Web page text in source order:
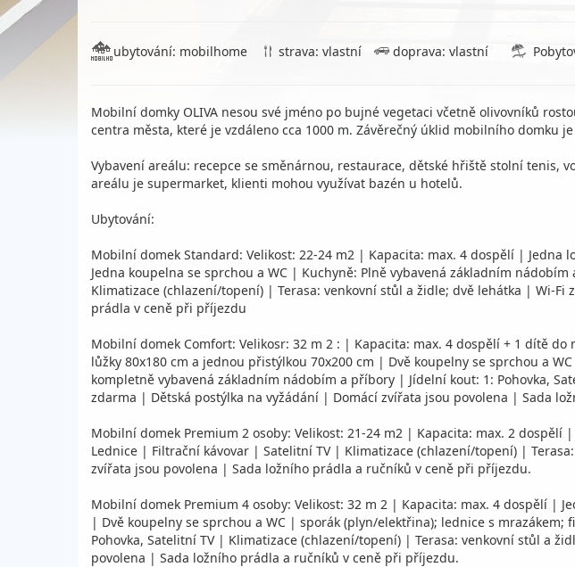
ubytování: mobilhome strava: vlastní doprava: vlastní
Mobilní domky OLIVA nesou své jméno po bujné vegetaci včetně olivovníků
centra města, které je vzdáleno cca 1000 m. Závěrečný úklid mobilního domku
Vybavení areálu: recepce se směnárnou, restaurace, dětské hřiště stolní
areálu je supermarket, klienti mohou využívat bazén u hotelů.
Ubytování:
Mobilní domek Standard: Velikost: 22-24 m2 | Kapacita: max. 4 dospělí | Jedna
Jedna koupelna se sprchou a WC | Kuchyně: Plně vybavená základním
Klimatizace (chlazení/topení) | Terasa: venkovní stůl a židle; dvě lehátka | Wi-
prádla v ceně při příjezdu
Mobilní domek Comfort: Velikosr: 32 m 2 : | Kapacita: max. 4 dospělí + 1 dítě
lůžky 80x180 cm a jednou přistýlkou 70x200 cm | Dvě koupelny se sprchou a
kompletně vybavená základním nádobím a příbory | Jídelní kout: 1: Pohovka,
zdarma | Dětská postýlka na vyžádání | Domácí zvířata jsou povolena | Sada
Mobilní domek Premium 2 osoby: Velikost: 21-24 m2 | Kapacita: max. 2
Lednice | Filtrační kávovar | Satelitní TV | Klimatizace (chlazení/topení) |
zvířata jsou povolena | Sada ložního prádla a ručníků v ceně při příjezdu.
Mobilní domek Premium 4 osoby: Velikost: 32 m 2 | Kapacita: max. 4 dospělí |
| Dvě koupelny se sprchou a WC | sporák (plyn/elektřina); lednice s
Pohovka, Satelitní TV | Klimatizace (chlazení/topení) | Terasa: venkovní stůl a
povolena | Sada ložního prádla a ručníků v ceně při příjezdu.